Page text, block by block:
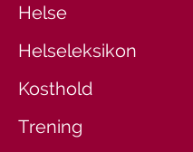
Helse
Helseleksikon
Kosthold
Trening